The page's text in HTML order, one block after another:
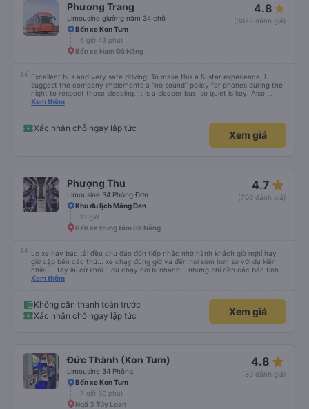
Phương Trang
Limousine giường nằm 34 chỗ
4.8
(3978 đánh giá)
Bến xe Kon Tum
6 giờ 43 phút
Bến xe Nam Đà Nẵng
Excellent bus and very safe driving. To make this a 5-star experience, I
suggest the company implements a "no sound" policy for phones during the
night to respect those sleeping. It is a sleeper bus, so quiet is key! Also,
please display the Wi-Fi password clearly inside the cabin for convenience. I
quy định rõ ràng về việc giữ im lặng (tắt âm thanh điện thoại) vào ban đêm
để tránh làm phiền hành khách khác ngủ. Ngoài ra, nhà xe nên dán sẵn mật
khẩu Wi-Fi trong xe để hành khách dễ dàng sử dụng. Tôi vẫn sẽ tiếp tục ủng
Xem thêm
Xác nhận chỗ ngay lập tức
Xem giá
Phượng Thu
Limousine 34 Phòng Đơn
4.7 star_rate
(703 đánh giá)
Khu du lịch Măng Đen
11 giờ
Bến xe trung tâm Đà Nẵng
Lơ xe hay bác tài đều chu đáo đón tiếp nhắc nhở hành khách giờ nghỉ hay
giờ cập bến các thứ... xe chạy đúng giờ và đến nơi sớm hơn so với dự kiến
nhiều... tay lái cừ khôi... dù chạy hơi bị nhanh... nhưng chỉ cần các bác tỉnh
táo sức khoẻ đầy đủ và tay lái cứng cáp là được. Tiện nghi rất sạch sẽ và
máy chạy lâu. Thích hợp và tiện nghi cho ai có nhu cầu từ tphcm (bến xe
miền đông) lên Măng Đen chơi nhé!
Xem thêm
Không cần thanh toán trước
Xác nhận chỗ ngay lập tức
Xem giá
Đức Thành (Kon Tum)
Limousine 34 Phòng
4.8 star_rate
(80 đánh giá)
Bến xe Kon Tum
7 giờ 30 phút
Ngã 3 Túy Loan